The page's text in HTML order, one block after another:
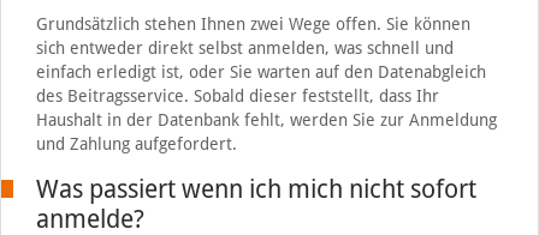
Grundsätzlich stehen Ihnen zwei Wege offen. Sie können
sich entweder direkt selbst anmelden, was schnell und
einfach erledigt ist, oder Sie warten auf den Datenabgleich
des Beitragsservice. Sobald dieser feststellt, dass Ihr
Haushalt in der Datenbank fehlt, werden Sie zur Anmeldung
und Zahlung aufgefordert.
Was passiert wenn ich mich nicht sofort
anmelde?